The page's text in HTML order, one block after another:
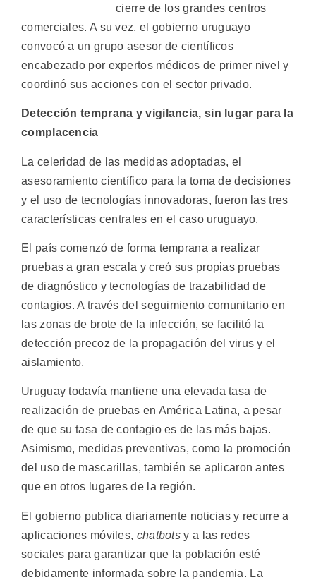
cierre de los grandes centros
comerciales. A su vez, el gobierno uruguayo
convocó a un grupo asesor de científicos
encabezado por expertos médicos de primer nivel y
coordinó sus acciones con el sector privado.
Detección temprana y vigilancia, sin lugar para la
complacencia
La celeridad de las medidas adoptadas, el
asesoramiento científico para la toma de decisiones
y el uso de tecnologías innovadoras, fueron las tres
características centrales en el caso uruguayo.
El país comenzó de forma temprana a realizar
pruebas a gran escala y creó sus propias pruebas
de diagnóstico y tecnologías de trazabilidad de
contagios. A través del seguimiento comunitario en
las zonas de brote de la infección, se facilitó la
detección precoz de la propagación del virus y el
aislamiento.
Uruguay todavía mantiene una elevada tasa de
realización de pruebas en América Latina, a pesar
de que su tasa de contagio es de las más bajas.
Asimismo, medidas preventivas, como la promoción
del uso de mascarillas, también se aplicaron antes
que en otros lugares de la región.
El gobierno publica diariamente noticias y recurre a
aplicaciones móviles, chatbots y a las redes
sociales para garantizar que la población esté
debidamente informada sobre la pandemia. La